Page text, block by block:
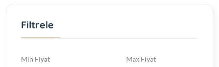
Filtrele
Min Fiyat Max Fiyat